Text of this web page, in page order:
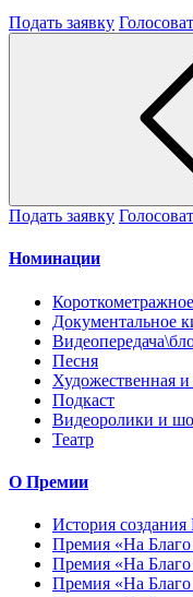
Подать заявку
Подать заявку
Номинации
Документальное
Песня
Художественная и
Подкаст
Видеоролики и
Театр
О Премии
История
Премия «На
Премия «На
Премия «На